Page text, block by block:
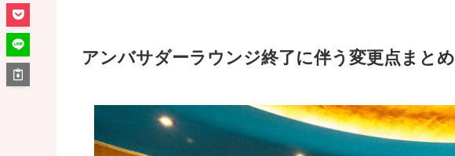
アンバサダーラウンジ終了に伴う変更点まとめ